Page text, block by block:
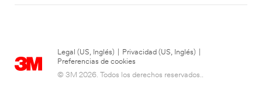
Legal (US, Inglés) Privacidad (US, Inglés)
Preferencias de cookies
© 3M 2026. Todos los derechos reservados..